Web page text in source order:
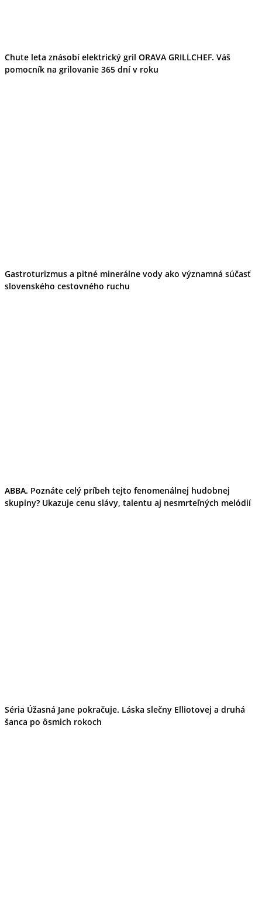
Chute leta znásobí elektrický gril ORAVA GRILLCHEF. Váš
pomocník na grilovanie 365 dní v roku
Gastroturizmus a pitné minerálne vody ako významná súčasť
slovenského cestovného ruchu
ABBA. Poznáte celý príbeh tejto fenomenálnej hudobnej
skupiny? Ukazuje cenu slávy, talentu aj nesmrteľných melódií
Séria Úžasná Jane pokračuje. Láska slečny Elliotovej a druhá
šanca po ôsmich rokoch